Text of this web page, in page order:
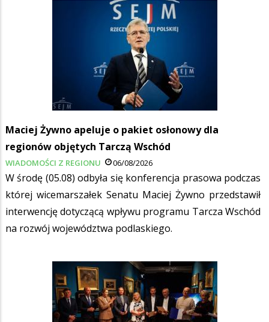
Maciej Żywno apeluje o pakiet osłonowy dla
regionów objętych Tarczą Wschód
WIADOMOŚCI Z REGIONU 06/08/2026
W środę (05.08) odbyła się konferencja prasowa podczas
której wicemarszałek Senatu Maciej Żywno przedstawił
interwencję dotyczącą wpływu programu Tarcza Wschód
na rozwój województwa podlaskiego.